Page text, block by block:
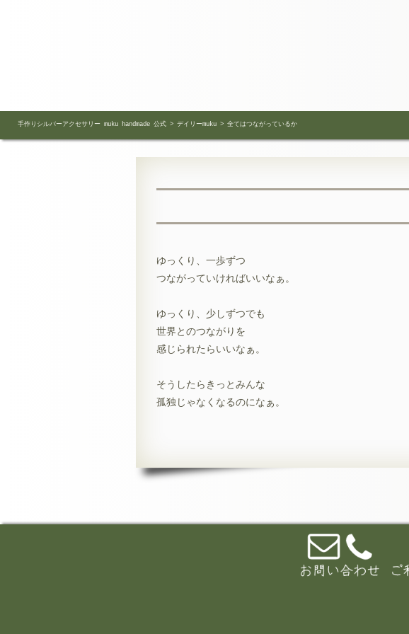
手作りシルバーアクセサリー muku handmade 公式 > デイリーmuku > 全てはつながっているか
ゆっくり、一歩ずつ
つながっていければいいなぁ。
ゆっくり、少しずつでも
世界とのつながりを
感じられたらいいなぁ。
そうしたらきっとみんな
孤独じゃなくなるのになぁ。